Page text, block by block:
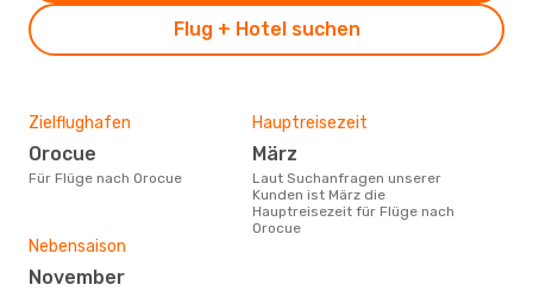
Flug + Hotel suchen
Zielflughafen
Orocue
Für Flüge nach Orocue
Hauptreisezeit
März
Laut Suchanfragen unserer
Kunden ist März die
Hauptreisezeit für Flüge nach
Orocue
Nebensaison
November